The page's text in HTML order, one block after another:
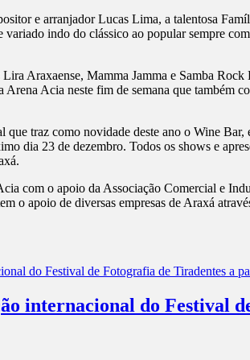
e arranjador Lucas Lima, a talentosa
indo do clássico ao popular sempre
Lira Araxaense, Mamma Jamma e Samba
Acia neste fim de semana que também
traz como novidade deste ano o Wine
dia 23 de dezembro. Todos os shows e
com o apoio da Associação Comercial e
o apoio de diversas empresas de Araxá
internacional do Festival